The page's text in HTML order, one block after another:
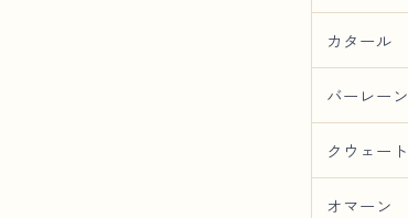
カタール
バーレーン
クウェート
オマーン